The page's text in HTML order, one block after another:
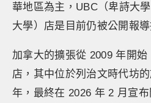
華地區為主，UBC（卑詩大
大學）店是目前仍被公開報
加拿大的擴張從 2009 年開
店，其中位於列治文時代坊
年，最終在 2026 年 2 月宣